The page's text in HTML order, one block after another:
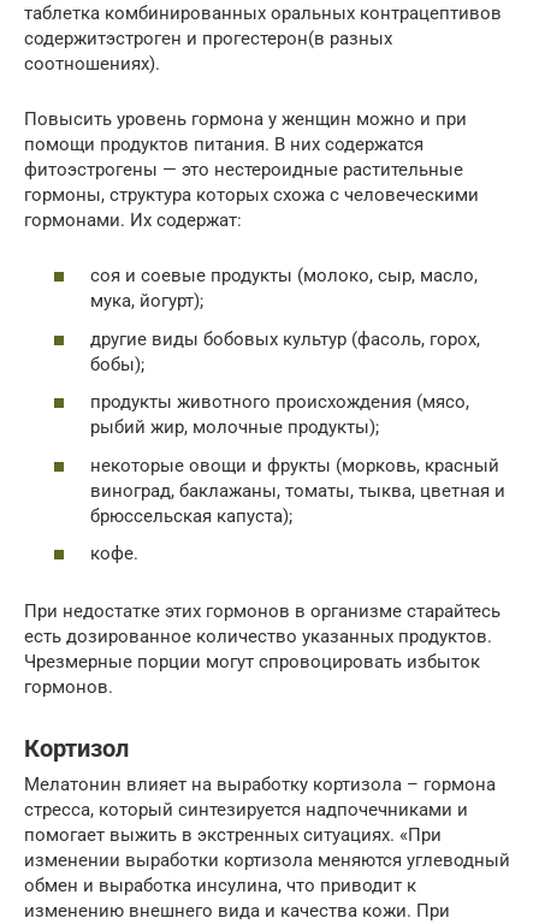
таблетка комбинированных оральных контрацептивов
содержитэстроген и прогестерон(в разных
соотношениях).
Повысить уровень гормона у женщин можно и при
помощи продуктов питания. В них содержатся
фитоэстрогены — это нестероидные растительные
гормоны, структура которых схожа с человеческими
гормонами. Их содержат:
соя и соевые продукты (молоко, сыр, масло,
мука, йогурт);
другие виды бобовых культур (фасоль, горох,
бобы);
продукты животного происхождения (мясо,
рыбий жир, молочные продукты);
некоторые овощи и фрукты (морковь, красный
виноград, баклажаны, томаты, тыква, цветная и
брюссельская капуста);
кофе.
При недостатке этих гормонов в организме старайтесь
есть дозированное количество указанных продуктов.
Чрезмерные порции могут спровоцировать избыток
гормонов.
Кортизол
Мелатонин влияет на выработку кортизола – гормона
стресса, который синтезируется надпочечниками и
помогает выжить в экстренных ситуациях. «При
изменении выработки кортизола меняются углеводный
обмен и выработка инсулина, что приводит к
изменению внешнего вида и качества кожи. При